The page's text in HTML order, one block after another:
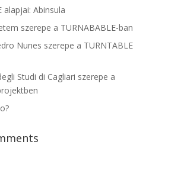
alapjai: Abinsula
szerepe a TURNABABLE-ban
Nunes szerepe a TURNTABLE
Studi di Cagliari szerepe a